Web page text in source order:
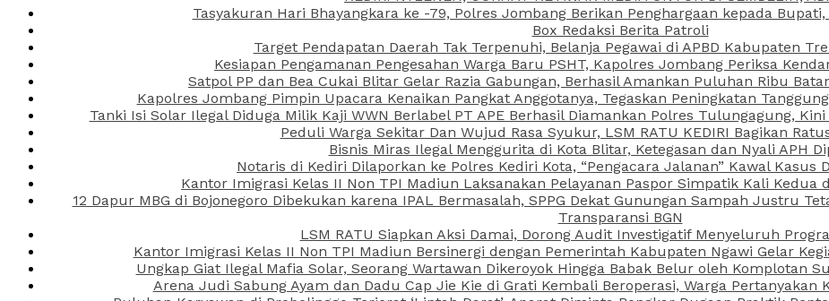
Tasyakuran Hari Bhayangkara ke -79, Polres Jombang Berikan Penghargaan kepada
Box Redaksi Berita Patroli
Target Pendapatan Daerah Tak Terpenuhi, Belanja Pegawai di APBD Kabupaten
Kesiapan Pengamanan Pengesahan Warga Baru PSHT, Kapolres Jombang Periksa
Satpol PP dan Bea Cukai Blitar Gelar Razia Gabungan, Berhasil Amankan Puluhan Ribu
Kapolres Jombang Pimpin Upacara Kenaikan Pangkat Anggotanya, Tegaskan Peningkatan
Tanki Isi Solar Ilegal Diduga Milik Kaji WWN Berlabel PT APE Berhasil Diamankan Polres Tulungagung,
Peduli Warga Sekitar Dan Wujud Rasa Syukur, LSM RATU KEDIRI Bagikan
Bisnis Miras Ilegal Menggurita di Kota Blitar, Ketegasan dan Nyali APH
Notaris di Kediri Dilaporkan ke Polres Kediri Kota, “Pengacara Jalanan” Kawal Kasus
Kantor Imigrasi Kelas II Non TPI Madiun Laksanakan Pelayanan Paspor Simpatik Kali Kedua
12 Dapur MBG di Bojonegoro Dibekukan karena IPAL Bermasalah, SPPG Dekat Gunungan Sampah Justru
Transparansi BGN
LSM RATU Siapkan Aksi Damai, Dorong Audit Investigatif Menyeluruh
Kantor Imigrasi Kelas II Non TPI Madiun Bersinergi dengan Pemerintah Kabupaten Ngawi Gelar
Ungkap Giat Ilegal Mafia Solar, Seorang Wartawan Dikeroyok Hingga Babak Belur oleh Komplotan
Arena Judi Sabung Ayam dan Dadu Cap Jie Kie di Grati Kembali Beroperasi, Warga Pertanyakan